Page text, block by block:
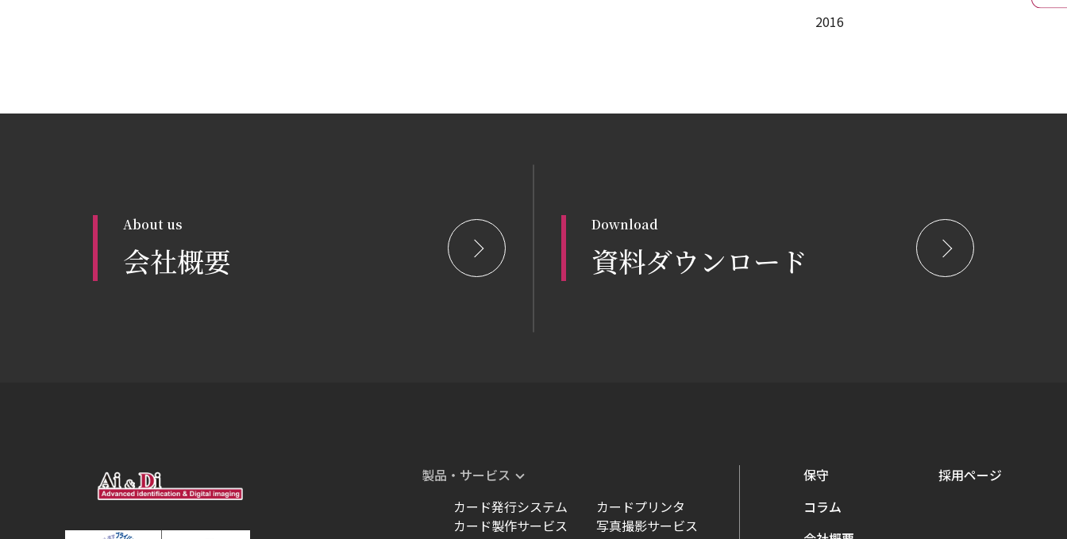
2016
About us
会社概要
Download
資料ダウンロード
製品・サービス
カード発行システム
カードプリンタ
カード製作サービス
写真撮影サービス
保守
コラム
採用ページ